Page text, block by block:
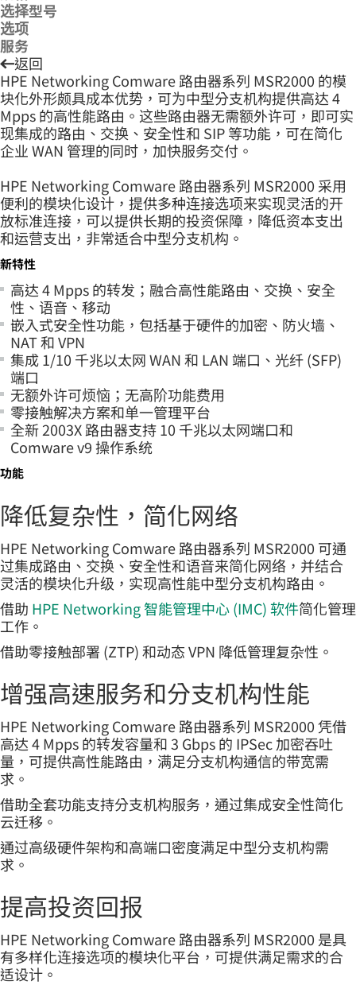
选择型号
选项
服务
返回
HPE Networking Comware 路由器系列 MSR2000 的模
块化外形颇具成本优势，可为中型分支机构提供高达 4
Mpps 的高性能路由。这些路由器无需额外许可，即可实
现集成的路由、交换、安全性和 SIP 等功能，可在简化
企业 WAN 管理的同时，加快服务交付。
HPE Networking Comware 路由器系列 MSR2000 采用
便利的模块化设计，提供多种连接选项来实现灵活的开
放标准连接，可以提供长期的投资保障，降低资本支出
和运营支出，非常适合中型分支机构。
新特性
高达 4 Mpps 的转发；融合高性能路由、交换、安全
性、语音、移动
嵌入式安全性功能，包括基于硬件的加密、防火墙、
NAT 和 VPN
集成 1/10 千兆以太网 WAN 和 LAN 端口、光纤 (SFP)
端口
无额外许可烦恼；无高阶功能费用
零接触解决方案和单一管理平台
全新 2003X 路由器支持 10 千兆以太网端口和
Comware v9 操作系统
功能
降低复杂性，简化网络
HPE Networking Comware 路由器系列 MSR2000 可通
过集成路由、交换、安全性和语音来简化网络，并结合
灵活的模块化升级，实现高性能中型分支机构路由。
借助 HPE Networking 智能管理中心 (IMC) 软件简化管理
工作。
借助零接触部署 (ZTP) 和动态 VPN 降低管理复杂性。
增强高速服务和分支机构性能
HPE Networking Comware 路由器系列 MSR2000 凭借
高达 4 Mpps 的转发容量和 3 Gbps 的 IPSec 加密吞吐
量，可提供高性能路由，满足分支机构通信的带宽需
求。
借助全套功能支持分支机构服务，通过集成安全性简化
云迁移。
通过高级硬件架构和高端口密度满足中型分支机构需
求。
提高投资回报
HPE Networking Comware 路由器系列 MSR2000 是具
有多样化连接选项的模块化平台，可提供满足需求的合
适设计。